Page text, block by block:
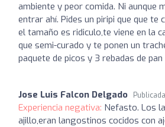
ambiente y peor comida. Ni aunque
entrar ahí. Pides un piripi que que te
el tamaño es ridiculo,te viene en la
que semi-curado y te ponen un
paquete de picos y 3 rebadas de pan
Jose Luis Falcon Delgado
Experiencia negativa: Nefasto. Los
ajillo,eran langostinos cocidos con